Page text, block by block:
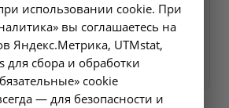
использовании cookie. При
вы соглашаетесь на
Яндекс.Метрика, UTMstat,
для сбора и обработки
cookie
— для безопасности и